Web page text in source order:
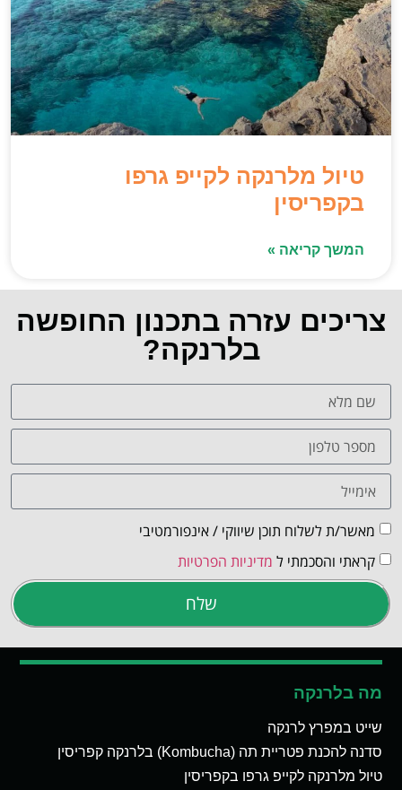
טיול מלרנקה לקייפ גרפו
בקפריסין
המשך קריאה »
צריכים עזרה בתכנון החופשה
בלרנקה?
מאשר/ת לשלוח תוכן שיווקי / אינפורמטיבי
קראתי והסכמתי ל מדיניות הפרטיות
שלח
מה בלרנקה
שייט במפרץ לרנקה
סדנה להכנת פטריית תה (Kombucha) בלרנקה קפריסין
טיול מלרנקה לקייפ גרפו בקפריסין